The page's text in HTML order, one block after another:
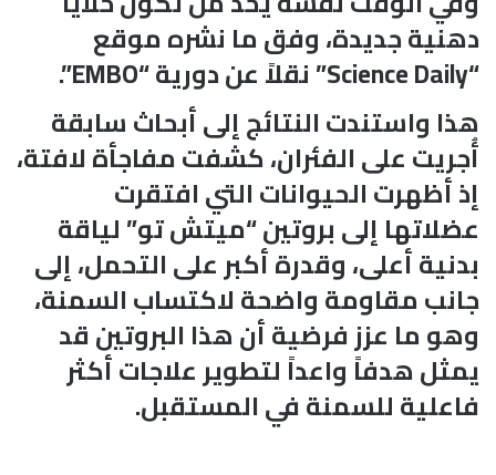
دهنية جديدة، وفق ما نشره موقع
“Science Daily” نقلاً عن دورية “EMBO”.
هذا واستندت النتائج إلى أبحاث سابقة
أُجريت على الفئران، كشفت مفاجأة لافتة،
إذ أظهرت الحيوانات التي افتقرت
عضلاتها إلى بروتين “ميتش تو” لياقة
بدنية أعلى، وقدرة أكبر على التحمل، إلى
جانب مقاومة واضحة لاكتساب السمنة،
وهو ما عزز فرضية أن هذا البروتين قد
يمثل هدفاً واعداً لتطوير علاجات أكثر
فاعلية للسمنة في المستقبل.